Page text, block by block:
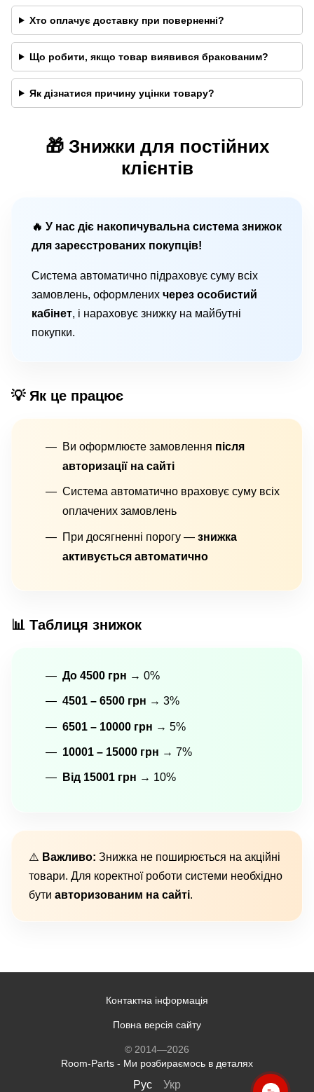
Хто оплачує доставку при поверненні?
Що робити, якщо товар виявився бракованим?
Як дізнатися причину уцінки товару?
🎁 Знижки для постійних
клієнтів
🔥 У нас діє накопичувальна система знижок
для зареєстрованих покупців!
Система автоматично підраховує суму всіх
замовлень, оформлених через особистий
кабінет, і нараховує знижку на майбутні
покупки.
💡 Як це працює
Ви оформлюєте замовлення після
авторизації на сайті
Система автоматично враховує суму всіх
оплачених замовлень
При досягненні порогу — знижка
активується автоматично
📊 Таблиця знижок
До 4500 грн → 0%
4501 – 6500 грн → 3%
6501 – 10000 грн → 5%
10001 – 15000 грн → 7%
Від 15001 грн → 10%
⚠️ Важливо: Знижка не поширюється на акційні
товари. Для коректної роботи системи необхідно
бути авторизованим на сайті.
Контактна інформація
Повна версія сайту
© 2014—2026
Room-Parts - Ми розбираємось в деталях
Рус Укр